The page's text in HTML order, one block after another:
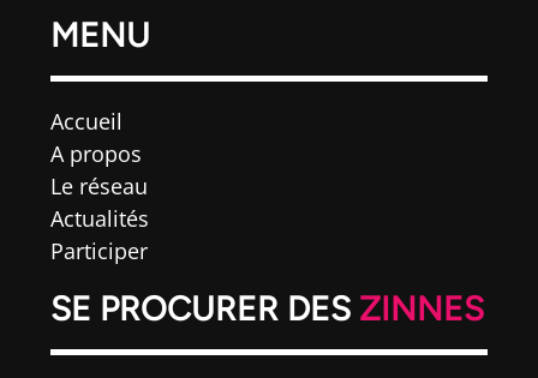
MENU
Accueil
A propos
Le réseau
Actualités
Participer
SE PROCURER DES ZINNES